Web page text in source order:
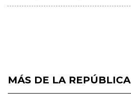
MÁS DE LA REPÚBLICA